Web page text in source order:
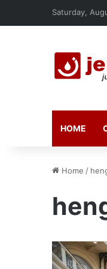
Saturday,
HOME
Home /